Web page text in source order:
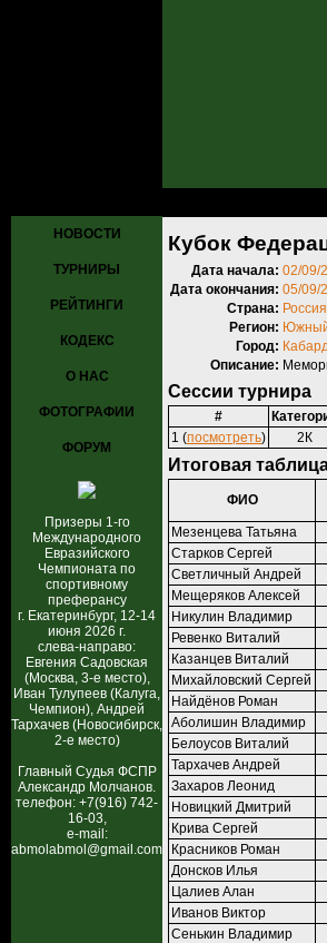
НОВОСТИ
ТУРНИРЫ
РЕЙТИНГИ
КОДЕКС
О НАС
ФОТОГРАФИИ
ФОРУМ
Призеры 1-го
Международного
Евразийского
Чемпионата по
спортивному
преферансу
г. Екатеринбург, 12-14
июня 2026 г.
слева-направо:
Евгения Садовская
(Москва, 3-е место),
Иван Тулупеев (Калуга,
Чемпион), Андрей
Тархачев (Новосибирск,
2-е место)
Главный Судья ФСПР
Александр Молчанов.
телефон: +7(916) 742-
16-03,
e-mail:
abmolabmol@gmail.com
Кубок
Дата начала: 02/09/
Дата окончания: 05/09/
Страна: Россия
Регион: Южный
Город:
Описание:
Сессии турнира
#
1 (посмотреть) 2К
Итоговая
ФИО
Мезенцева Татьяна
Старков Сергей
Светличный Андрей
Мещеряков Алексей
Никулин Владимир
Ревенко Виталий
Казанцев Виталий
Михайловский Сергей
Найдёнов Роман
Аболишин Владимир
Белоусов Виталий
Тархачев Андрей
Захаров Леонид
Новицкий Дмитрий
Крива Сергей
Красников Роман
Донсков Илья
Цалиев Алан
Иванов Виктор
Сенькин Владимир